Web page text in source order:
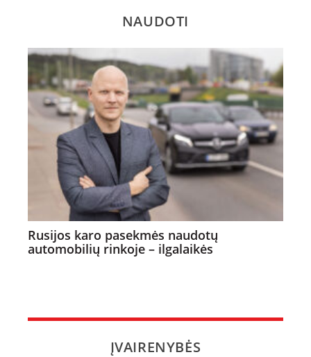
NAUDOTI
Rusijos karo pasekmės naudotų
automobilių rinkoje – ilgalaikės
ĮVAIRENYBĖS